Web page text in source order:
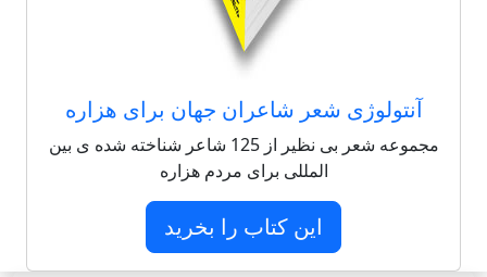
آنتولوژی شعر شاعران جهان برای هزاره
مجموعه شعر بی نظیر از 125 شاعر شناخته شده ی بین
المللی برای مردم هزاره
این کتاب را بخرید